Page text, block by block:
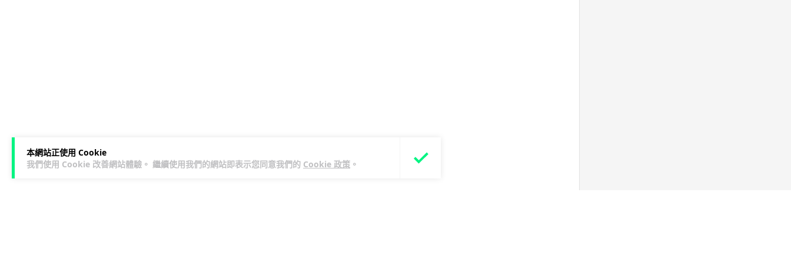
本網站正使用 Cookie
我們使用 Cookie 改善網站體驗。 繼續使用我們的網站即表示您同意我們的 Cookie 政策 。